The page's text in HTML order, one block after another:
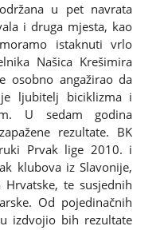
u pet navrata
i druga mjesta, kao
istaknuti vrlo
Našica Krešimira
osobno angažirao da
ljubitelj biciklizma i
U sedam godina
rezultate. BK
Prvak lige 2010. i
klubova iz Slavonije,
te susjednih
Od pojedinačnih
izdvojio bih rezultate